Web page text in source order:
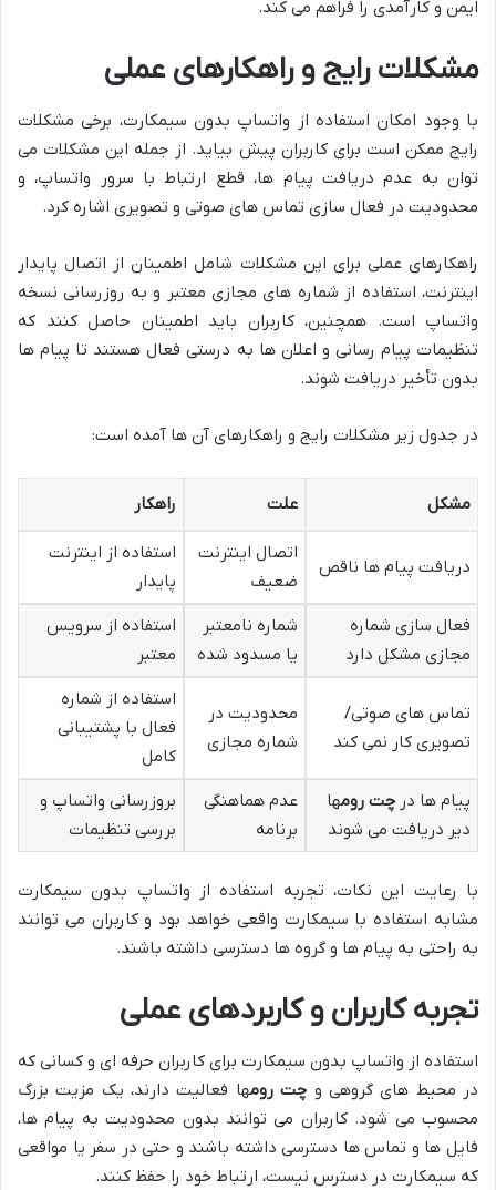
ایمن و کارآمدی را فراهم می کند.
مشکلات رایج و راهکارهای عملی
با وجود امکان استفاده از واتساپ بدون سیمکارت، برخی مشکلات
رایج ممکن است برای کاربران پیش بیاید. از جمله این مشکلات می
توان به عدم دریافت پیام ها، قطع ارتباط با سرور واتساپ، و
محدودیت در فعال سازی تماس های صوتی و تصویری اشاره کرد.
راهکارهای عملی برای این مشکلات شامل اطمینان از اتصال پایدار
اینترنت، استفاده از شماره های مجازی معتبر و به روزرسانی نسخه
واتساپ است. همچنین، کاربران باید اطمینان حاصل کنند که
تنظیمات پیام رسانی و اعلان ها به درستی فعال هستند تا پیام ها
بدون تأخیر دریافت شوند.
در جدول زیر مشکلات رایج و راهکارهای آن ها آمده است:
مشکل علت راهکار
دریافت پیام ها ناقص
اتصال اینترنت
ضعیف
استفاده از اینترنت
پایدار
فعال سازی شماره
مجازی مشکل دارد
شماره نامعتبر
یا مسدود شده
استفاده از سرویس
معتبر
تماس های صوتی/
تصویری کار نمی کند
محدودیت در
شماره مجازی
استفاده از شماره
فعال با پشتیبانی
کامل
پیام ها در چت رومها
دیر دریافت می شوند
عدم هماهنگی
برنامه
بروزرسانی واتساپ و
بررسی تنظیمات
با رعایت این نکات، تجربه استفاده از واتساپ بدون سیمکارت
مشابه استفاده با سیمکارت واقعی خواهد بود و کاربران می توانند
به راحتی به پیام ها و گروه ها دسترسی داشته باشند.
تجربه کاربران و کاربردهای عملی
استفاده از واتساپ بدون سیمکارت برای کاربران حرفه ای و کسانی که
در محیط های گروهی و چت رومها فعالیت دارند، یک مزیت بزرگ
محسوب می شود. کاربران می توانند بدون محدودیت به پیام ها،
فایل ها و تماس ها دسترسی داشته باشند و حتی در سفر یا مواقعی
که سیمکارت در دسترس نیست، ارتباط خود را حفظ کنند.